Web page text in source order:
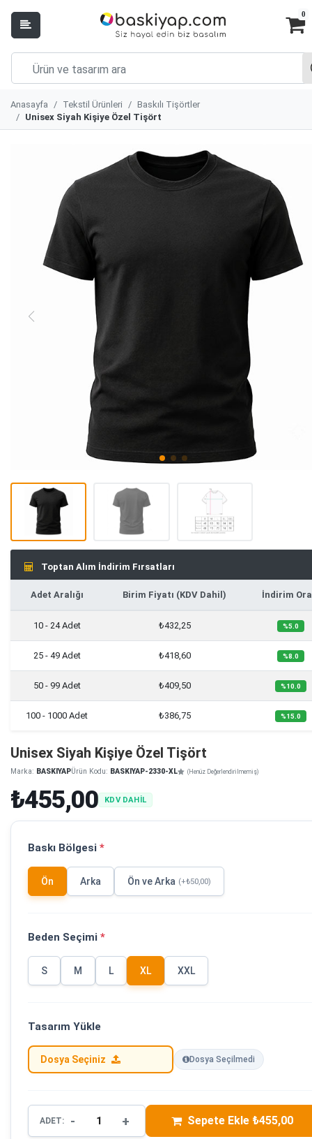
0
Anasayfa Tekstil Ürünleri
Baskılı Tişörtler
Unisex Siyah Kişiye Özel Tişört
Toptan Alım İndirim Fırsatları
Adet Aralığı Birim Fiyatı (KDV Dahil) İndirim
10 - 24 Adet ₺432,25 %5.0
25 - 49 Adet ₺418,60 %8.0
50 - 99 Adet ₺409,50 %10.0
100 - 1000 Adet ₺386,75 %15.0
Unisex Siyah Kişiye Özel Tişört
Marka: BASKIYAPÜrün Kodu: BASKIYAP-2330-XL (Henüz Değerlendirilmemiş)
₺455,00 KDV DAHİL
Baskı Bölgesi *
Ön Arka Ön ve Arka (+₺50,00)
Beden Seçimi *
S M L XL XXL
Tasarım Yükle
Dosya Seçiniz Dosya Seçilmedi
ADET: - + Sepete Ekle ₺455,00